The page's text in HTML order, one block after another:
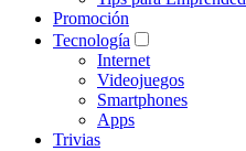
Promoción
Tecnología
Internet
Videojuegos
Smartphones
Apps
Trivias